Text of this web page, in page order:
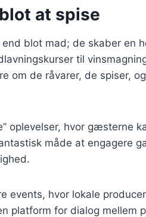
at spise
blot mad; de skaber en
til
om de råvarer, de spiser,
oplevelser, hvor gæsterne
måde at engagere
events, hvor lokale
platform for dialog mellem